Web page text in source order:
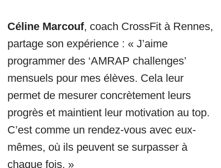
Céline Marcouf, coach CrossFit à Rennes,
partage son expérience : « J’aime
programmer des ‘AMRAP challenges’
mensuels pour mes élèves. Cela leur
permet de mesurer concrètement leurs
progrès et maintient leur motivation au top.
C’est comme un rendez-vous avec eux-
mêmes, où ils peuvent se surpasser à
chaque fois. »